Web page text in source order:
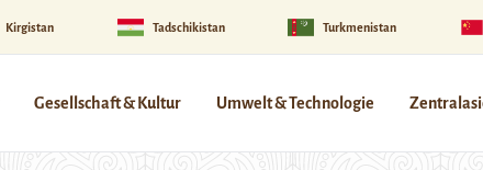
Kirgistan Tadschikistan Turkmenistan
Gesellschaft & Kultur Umwelt & Technologie